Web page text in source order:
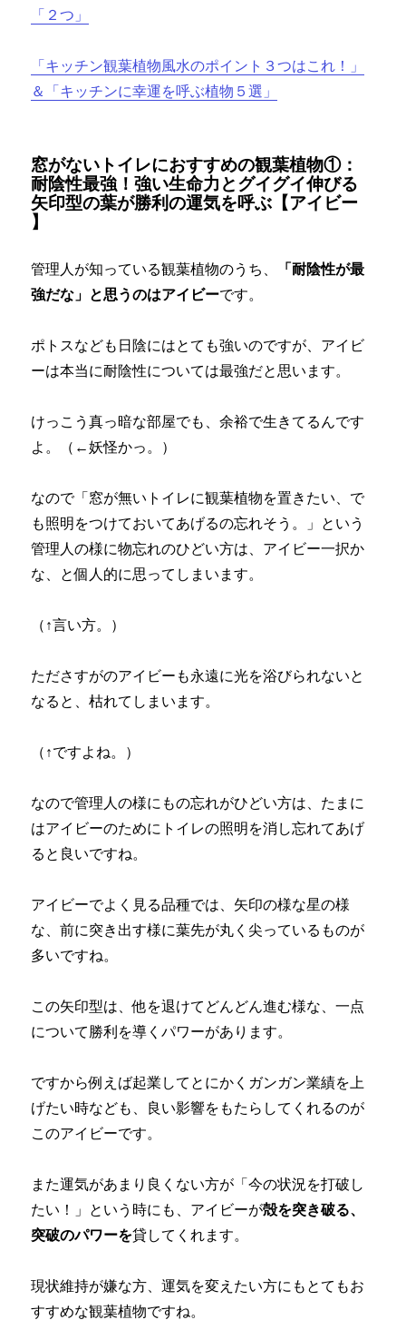
「２つ」
「キッチン観葉植物風水のポイント３つはこれ！」
＆「キッチンに幸運を呼ぶ植物５選」
窓がないトイレにおすすめの観葉植物①：
耐陰性最強！強い生命力とグイグイ伸びる
矢印型の葉が勝利の運気を呼ぶ【アイビー
】
管理人が知っている観葉植物のうち、
「耐陰性が最
強だな」と思うのはアイビーです。
ポトスなども日陰にはとても強いのですが、アイビ
ーは本当に耐陰性については最強だと思います。
けっこう真っ暗な部屋でも、余裕で生きてるんです
よ。（←妖怪かっ。）
なので「窓が無いトイレに観葉植物を置きたい、で
も照明をつけておいてあげるの忘れそう。」という
管理人の様に物忘れのひどい方は、アイビー一択か
な、と個人的に思ってしまいます。
（↑言い方。）
たださすがのアイビーも永遠に光を浴びられないと
なると、枯れてしまいます。
（↑ですよね。）
なので管理人の様にもの忘れがひどい方は、たまに
はアイビーのためにトイレの照明を消し忘れてあげ
ると良いですね。
アイビーでよく見る品種では、矢印の様な星の様
な、前に突き出す様に葉先が丸く尖っているものが
多いですね。
この矢印型は、他を退けてどんどん進む様な、一点
について勝利を導くパワーがあります。
ですから例えば起業してとにかくガンガン業績を上
げたい時なども、良い影響をもたらしてくれるのが
このアイビーです。
また運気があまり良くない方が「今の状況を打破し
たい！」という時にも、アイビーが殻を突き破る、
突破のパワーを貸してくれます。
現状維持が嫌な方、運気を変えたい方にもとてもお
すすめな観葉植物ですね。